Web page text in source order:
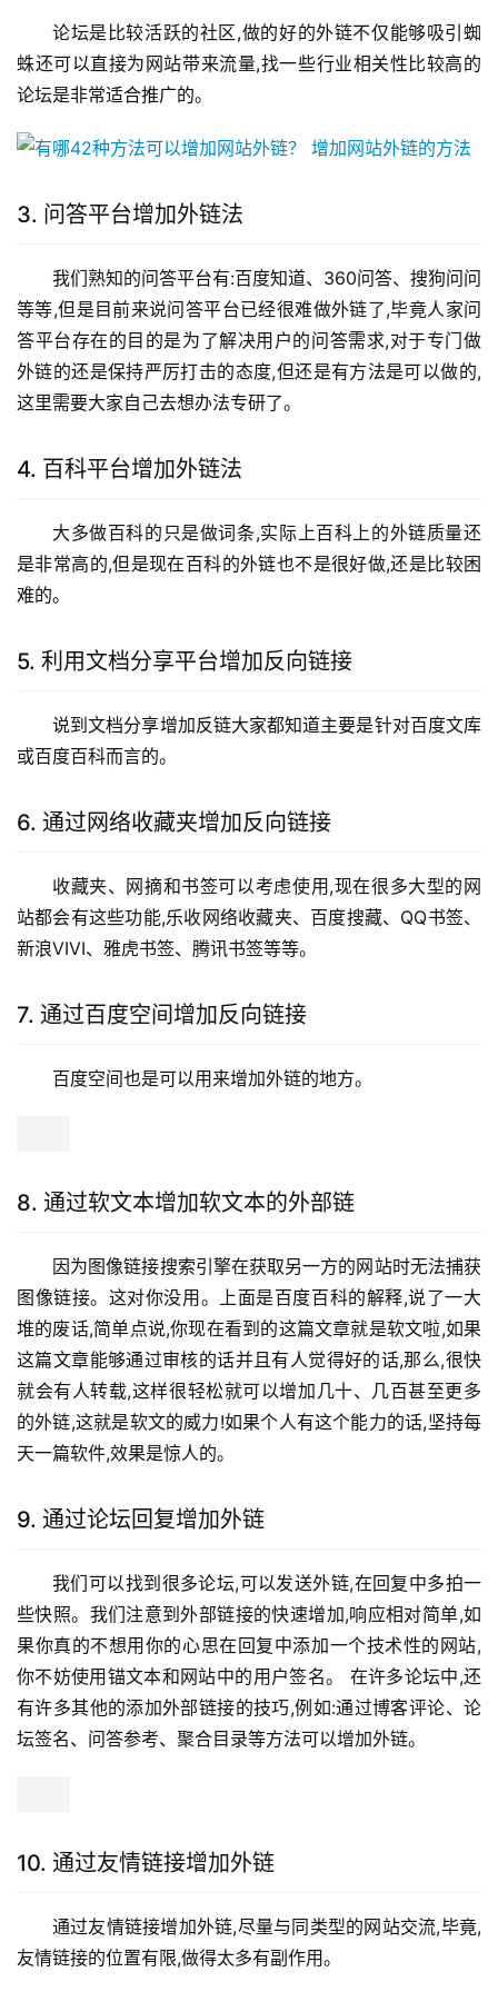
论坛是比较活跃的社区,做的好的外链不仅能够吸引蜘
蛛还可以直接为网站带来流量,找一些行业相关性比较高的
论坛是非常适合推广的。
3. 问答平台增加外链法
我们熟知的问答平台有:百度知道、360问答、搜狗问问
等等,但是目前来说问答平台已经很难做外链了,毕竟人家问
答平台存在的目的是为了解决用户的问答需求,对于专门做
外链的还是保持严厉打击的态度,但还是有方法是可以做的,
这里需要大家自己去想办法专研了。
4. 百科平台增加外链法
大多做百科的只是做词条,实际上百科上的外链质量还
是非常高的,但是现在百科的外链也不是很好做,还是比较困
难的。
5. 利用文档分享平台增加反向链接
说到文档分享增加反链大家都知道主要是针对百度文库
或百度百科而言的。
6. 通过网络收藏夹增加反向链接
收藏夹、网摘和书签可以考虑使用,现在很多大型的网
站都会有这些功能,乐收网络收藏夹、百度搜藏、QQ书签、
新浪VIVI、雅虎书签、腾讯书签等等。
7. 通过百度空间增加反向链接
百度空间也是可以用来增加外链的地方。
8. 通过软文本增加软文本的外部链
因为图像链接搜索引擎在获取另一方的网站时无法捕获
图像链接。这对你没用。上面是百度百科的解释,说了一大
堆的废话,简单点说,你现在看到的这篇文章就是软文啦,如果
这篇文章能够通过审核的话并且有人觉得好的话,那么,很快
就会有人转载,这样很轻松就可以增加几十、几百甚至更多
的外链,这就是软文的威力!如果个人有这个能力的话,坚持每
天一篇软件,效果是惊人的。
9. 通过论坛回复增加外链
我们可以找到很多论坛,可以发送外链,在回复中多拍一
些快照。我们注意到外部链接的快速增加,响应相对简单,如
果你真的不想用你的心思在回复中添加一个技术性的网站,
你不妨使用锚文本和网站中的用户签名。 在许多论坛中,还
有许多其他的添加外部链接的技巧,例如:通过博客评论、论
坛签名、问答参考、聚合目录等方法可以增加外链。
10. 通过友情链接增加外链
通过友情链接增加外链,尽量与同类型的网站交流,毕竟,
友情链接的位置有限,做得太多有副作用。